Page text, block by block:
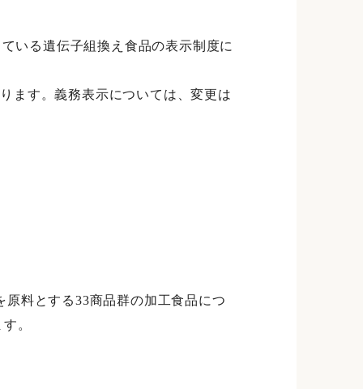
いる遺伝子組換え食品の表示制度に
ます。義務表示については、変更は
料とする33商品群の加工食品につ
。